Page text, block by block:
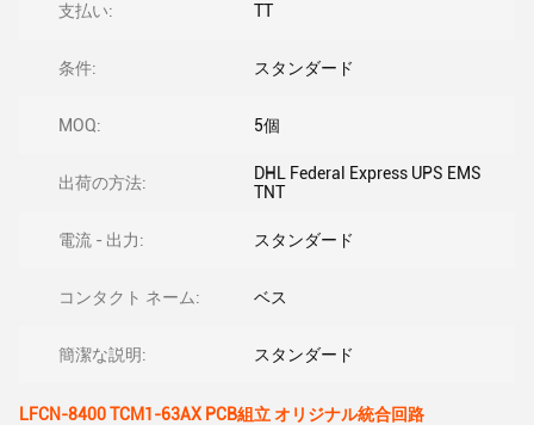
支払い: TT
条件: スタンダード
MOQ: 5個
出荷の方法:
DHL Federal Express UPS EMS
TNT
電流 - 出力: スタンダード
コンタクト ネーム: ベス
簡潔な説明: スタンダード
LFCN-8400 TCM1-63AX PCB組立 オリジナル統合回路